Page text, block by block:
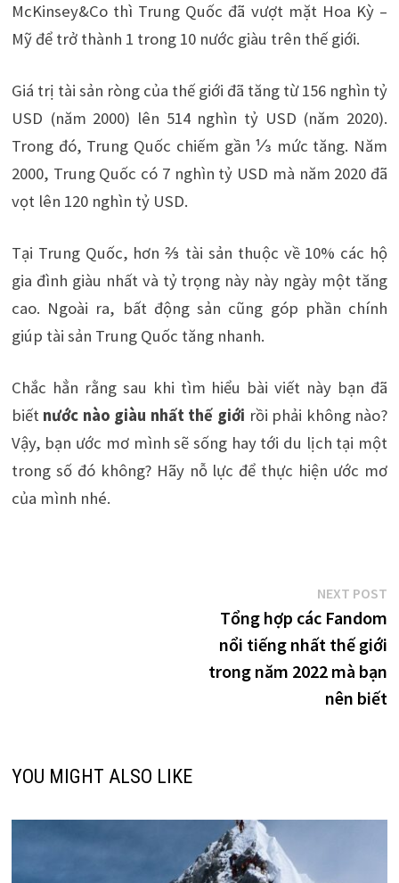
McKinsey&Co thì Trung Quốc đã vượt mặt Hoa Kỳ –
Mỹ để trở thành 1 trong 10 nước giàu trên thế giới.
Giá trị tài sản ròng của thế giới đã tăng từ 156 nghìn tỷ
USD (năm 2000) lên 514 nghìn tỷ USD (năm 2020).
Trong đó, Trung Quốc chiếm gần ⅓ mức tăng. Năm
2000, Trung Quốc có 7 nghìn tỷ USD mà năm 2020 đã
vọt lên 120 nghìn tỷ USD.
Tại Trung Quốc, hơn ⅔ tài sản thuộc về 10% các hộ
gia đình giàu nhất và tỷ trọng này này ngày một tăng
cao. Ngoài ra, bất động sản cũng góp phần chính
giúp tài sản Trung Quốc tăng nhanh.
Chắc hẳn rằng sau khi tìm hiểu bài viết này bạn đã
biếtnước nào giàu nhất thế giới rồi phải không nào?
Vậy, bạn ước mơ mình sẽ sống hay tới du lịch tại một
trong số đó không? Hãy nỗ lực để thực hiện ước mơ
của mình nhé.
NEXT POST
Tổng hợp các Fandom
nổi tiếng nhất thế giới
trong năm 2022 mà bạn
nên biết
YOU MIGHT ALSO LIKE